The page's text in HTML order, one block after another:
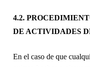
4.2.
DE ACTIVIDADES
En el caso de que